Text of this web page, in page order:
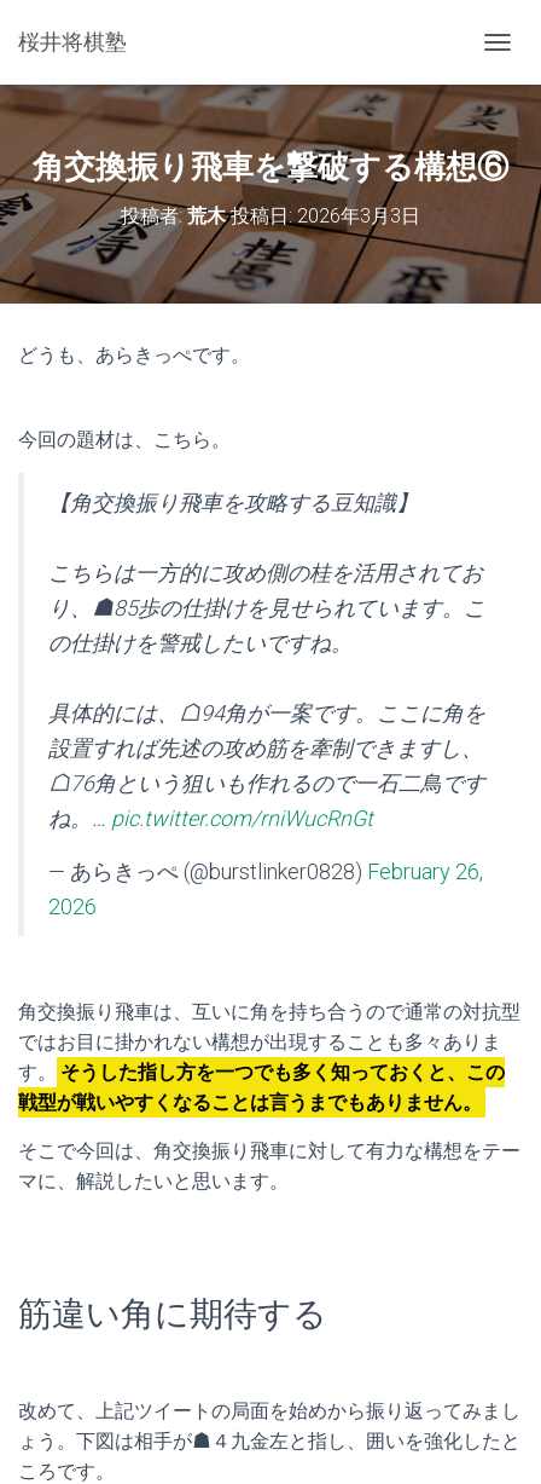
桜井将棋塾
ビ
ゲ
ー
シ
ョ
角交換振り飛車を撃破する構想⑥
投稿者:荒木投稿日: 2026年3月3日
どうも、あらきっぺです。
今回の題材は、こちら。
【角交換振り飛車を攻略する豆知識】
こちらは一方的に攻め側の桂を活用されてお
り、☗85歩の仕掛けを見せられています。こ
の仕掛けを警戒したいですね。
具体的には、☖94角が一案です。ここに角を
設置すれば先述の攻め筋を牽制できますし、
☖76角という狙いも作れるので一石二鳥です
ね。… pic.twitter.com/rniWucRnGt
— あらきっぺ (@burstlinker0828) February 26,
2026
角交換振り飛車は、互いに角を持ち合うので通常の対抗型
ではお目に掛かれない構想が出現することも多々ありま
す。
そうした指し方を一つでも多く知っておくと、この
戦型が戦いやすくなることは言うまでもありません。
そこで今回は、角交換振り飛車に対して有力な構想をテー
マに、解説したいと思います。
筋違い角に期待する
改めて、上記ツイートの局面を始めから振り返ってみまし
ょう。下図は相手が☗４九金左と指し、囲いを強化したと
ころです。